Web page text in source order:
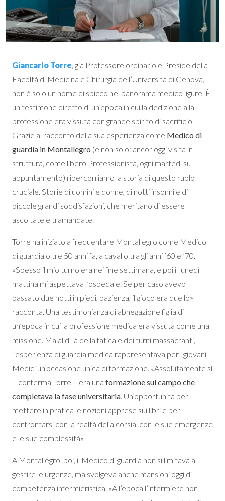
Giancarlo Torre, già Professore ordinario e Preside della
Facoltà di Medicina e Chirurgia dell’Università di Genova,
non è solo un nome di spicco nel panorama medico ligure. È
un testimone diretto di un’epoca in cui la dedizione alla
professione era vissuta con grande spirito di sacrificio.
Grazie al racconto della sua esperienza come Medico di
guardia in Montallegro (e non solo: ancor oggi visita in
struttura, come libero Professionista, ogni martedì su
appuntamento) ripercorriamo la storia di questo ruolo
cruciale. Storie di uomini e donne, di notti insonni e di
piccole grandi soddisfazioni, che meritano di essere
ascoltate e tramandate.
Torre ha iniziato a frequentare Montallegro come Medico
di guardia oltre 50 anni fa, a cavallo tra gli anni ’60 e ’70.
«Spesso il mio turno era nei fine settimana, e poi il lunedì
mattina mi aspettava l’ospedale. Se per caso avevo
passato due notti in piedi, pazienza, il gioco era quello»
racconta. Una testimonianza di abnegazione figlia di
un’epoca in cui la professione medica era vissuta come una
missione. Ma al di là della fatica e dei turni massacranti,
l’esperienza di guardia medica rappresentava per i giovani
Medici un’occasione unica di formazione. «Assolutamente sì
– conferma Torre – era una formazione sul campo che
completava la fase universitaria. Un’opportunità per
mettere in pratica le nozioni apprese sui libri e per
confrontarsi con la realtà della corsia, con le sue emergenze
e le sue complessità».
A Montallegro, poi, il Medico di guardia non si limitava a
gestire le urgenze, ma svolgeva anche mansioni oggi di
competenza infermieristica. «All’epoca l’infermiere non